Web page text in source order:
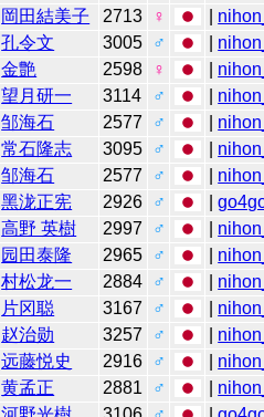
岡田結美子 2713 ♀
孔令文 3005 ♂
金艶 2598 ♀
望月研一 3114 ♂
邹海石 2577 ♂
常石隆志 3095 ♂
邹海石 2577 ♂
黑泷正宪 2926 ♂ |
高野 英樹 2997 ♂
园田泰隆 2965 ♂
村松龙一 2884 ♂
片冈聪 3167 ♂
赵治勋 3257 ♂
远藤悦史 2916 ♂
黄孟正 2881 ♂